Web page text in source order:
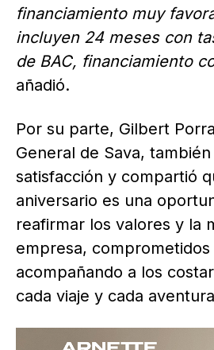
financiamiento muy
incluyen 24 meses con
de BAC, financiamiento
añadió.
Por su parte, Gilbert
General de Sava,
satisfacción y compartió
aniversario es una
reafirmar los valores y la
empresa,
acompañando a los
cada viaje y cada